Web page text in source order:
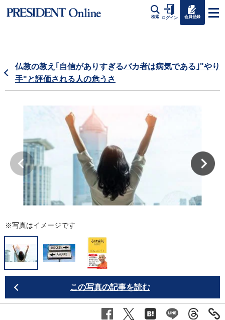
検索 ログイン 会員登録
仏教の教え｢自信がありすぎるバカ者は病気である｣"やり
手"と評価される人の危うさ
※写真はイメージです
この写真の記事を読む